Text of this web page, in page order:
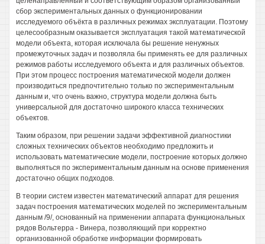
сбор экспериментальных данных о функционировании
исследуемого объёкта в различных режимах эксплуатации. Поэтому
целесообразным оказывается эксплуатация такой математической
модели объекта, которая исключала бы решение ненужных
промежуточных задач и позволяла бы применять ее для различных
режимов работы исследуемого объекта и для различных объектов.
При этом процесс построения математической модели должен
производиться предпочтительно только по экспериментальным
данным и, что очень важно, структура модели должна быть
универсальной для достаточно широкого класса технических
объектов.
Таким образом, при решении задачи эффективной диагностики
сложных технических объектов необходимо предложить и
использовать математические модели, построение которых должно
выполняться по экспериментальным данным на основе применения
достаточно общих подходов.
В теории систем известен математический аппарат для решения
задач построения математических моделей по экспериментальным
данным /9/, основанный на применении аппарата функциональных
рядов Вольтерра - Винера, позволяющий при корректно
организованной обработке информации формировать